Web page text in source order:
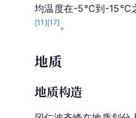
均温度在-5℃到-15℃之
[11 ][17] 。
地质
地质构造